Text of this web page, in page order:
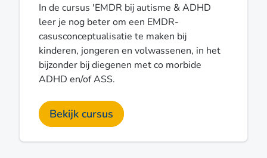
In de cursus 'EMDR bij autisme & ADHD
leer je nog beter om een EMDR-
casusconceptualisatie te maken bij
kinderen, jongeren en volwassenen, in het
bijzonder bij diegenen met co morbide
ADHD en/of ASS.
Bekijk cursus